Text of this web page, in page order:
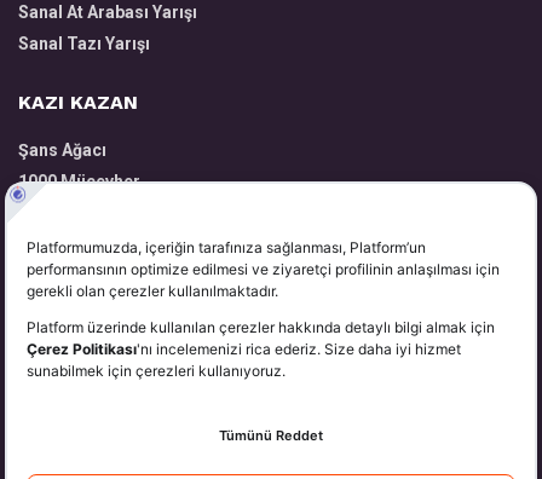
Sanal At Arabası Yarışı
Sanal Tazı Yarışı
KAZI KAZAN
Şans Ağacı
1000 Mücevher
Volkanik Harita
Zengin Yatırımcı
Kazandıran Taşlar
YARDIM